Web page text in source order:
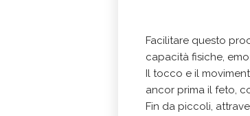
Facilitare questo
capacità fisiche,
Il tocco e il
ancor prima il feto,
Fin da piccoli,